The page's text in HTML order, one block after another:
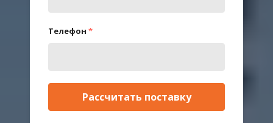
Телефон *
Рассчитать поставку